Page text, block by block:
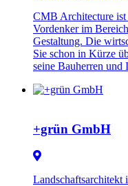
CMB Architecture
Vordenker im
Gestaltung. Die
Sie schon in Kürze
seine Bauherren
+grün GmbH
Landschaftsarchitekt